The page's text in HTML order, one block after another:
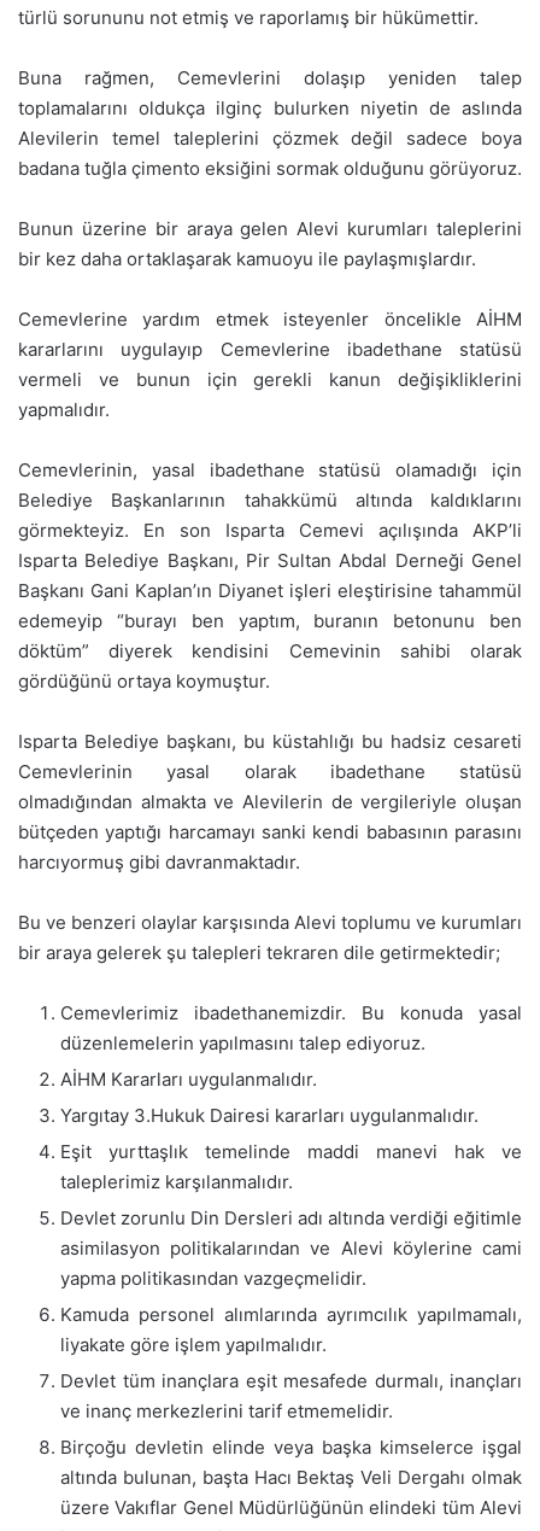
türlü sorununu not etmiş ve raporlamış bir hükümettir.
Buna rağmen, Cemevlerini dolaşıp yeniden talep
toplamalarını oldukça ilginç bulurken niyetin de aslında
Alevilerin temel taleplerini çözmek değil sadece boya
badana tuğla çimento eksiğini sormak olduğunu görüyoruz.
Bunun üzerine bir araya gelen Alevi kurumları taleplerini
bir kez daha ortaklaşarak kamuoyu ile paylaşmışlardır.
Cemevlerine yardım etmek isteyenler öncelikle AİHM
kararlarını uygulayıp Cemevlerine ibadethane statüsü
vermeli ve bunun için gerekli kanun değişikliklerini
yapmalıdır.
Cemevlerinin, yasal ibadethane statüsü olamadığı için
Belediye Başkanlarının tahakkümü altında kaldıklarını
görmekteyiz. En son Isparta Cemevi açılışında AKP’li
Isparta Belediye Başkanı, Pir Sultan Abdal Derneği Genel
Başkanı Gani Kaplan’ın Diyanet işleri eleştirisine tahammül
edemeyip “burayı ben yaptım, buranın betonunu ben
döktüm” diyerek kendisini Cemevinin sahibi olarak
gördüğünü ortaya koymuştur.
Isparta Belediye başkanı, bu küstahlığı bu hadsiz cesareti
Cemevlerinin yasal olarak ibadethane statüsü
olmadığından almakta ve Alevilerin de vergileriyle oluşan
bütçeden yaptığı harcamayı sanki kendi babasının parasını
harcıyormuş gibi davranmaktadır.
Bu ve benzeri olaylar karşısında Alevi toplumu ve kurumları
bir araya gelerek şu talepleri tekraren dile getirmektedir;
Cemevlerimiz ibadethanemizdir. Bu konuda yasal
düzenlemelerin yapılmasını talep ediyoruz.
AİHM Kararları uygulanmalıdır.
Yargıtay 3.Hukuk Dairesi kararları uygulanmalıdır.
Eşit yurttaşlık temelinde maddi manevi hak ve
taleplerimiz karşılanmalıdır.
Devlet zorunlu Din Dersleri adı altında verdiği eğitimle
asimilasyon politikalarından ve Alevi köylerine cami
yapma politikasından vazgeçmelidir.
Kamuda personel alımlarında ayrımcılık yapılmamalı,
liyakate göre işlem yapılmalıdır.
Devlet tüm inançlara eşit mesafede durmalı, inançları
ve inanç merkezlerini tarif etmemelidir.
Birçoğu devletin elinde veya başka kimselerce işgal
altında bulunan, başta Hacı Bektaş Veli Dergahı olmak
üzere Vakıflar Genel Müdürlüğünün elindeki tüm Alevi